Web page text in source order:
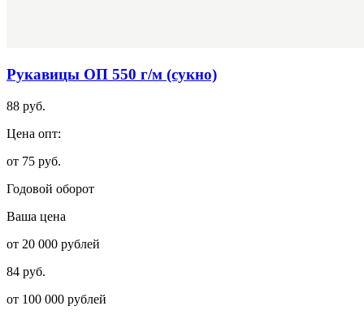
Рукавицы ОП 550 г/м (сукно)
88 руб.
Цена опт:
от 75 руб.
Годовой оборот
Ваша цена
от 20 000 рублей
84 руб.
от 100 000 рублей